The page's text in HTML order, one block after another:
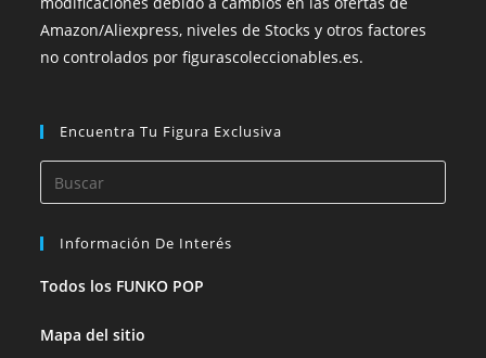
Amazon/Aliexpress, niveles de Stocks y otros factores
no controlados por figurascoleccionables.es.
Encuentra Tu Figura Exclusiva
Información De Interés
Todos los FUNKO POP
Mapa del sitio